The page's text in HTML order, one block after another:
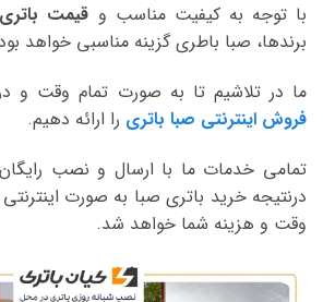
با توجه به کیفیت مناسب و قیمت
برندها، صبا باطری گزینه مناسبی خواهد
ما در تلاشیم تا به صورت تمام وقت و
فروش اینترنتی صبا باتری را ارائه دهیم.
تمامی خدمات ما با ارسال و نصب
درنتیجه خرید باتری صبا به صورت
وقت و هزینه شما خواهد شد.
نمایشگر